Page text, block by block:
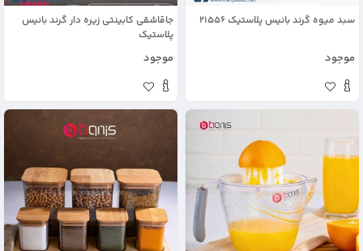
سبد میوه گرند بانیس پلاستیک 21556
موجود
جاقاشقی کابینتی زیره دار گرند بانیس
پلاستیک
موجود